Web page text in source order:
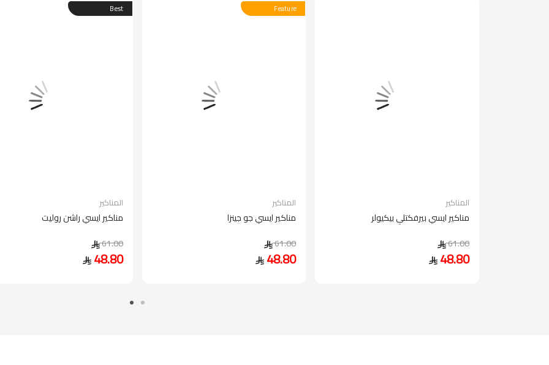
Best
المناكير
مناكير ايسي راشن روليت
61.00
48.80
Feature
المناكير
مناكير ايسي جو جينزا
61.00
48.80
المناكير
مناكير ايسي بيرفكتلي بيكيولر
61.00
48.80